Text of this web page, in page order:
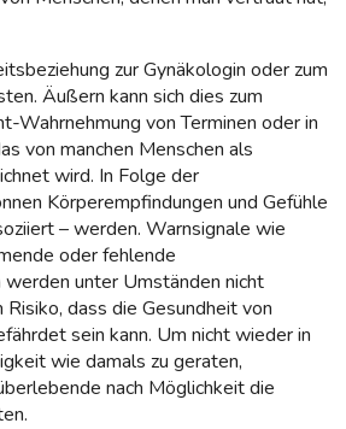
zur Gynäkologin oder zum
Äußern kann sich dies zum
Wahrnehmung von Terminen oder in
von manchen Menschen als
wird. In Folge der
Körperempfindungen und Gefühle
– werden. Warnsignale wie
oder fehlende
unter Umständen nicht
dass die Gesundheit von
sein kann. Um nicht wieder in
wie damals zu geraten,
nach Möglichkeit die